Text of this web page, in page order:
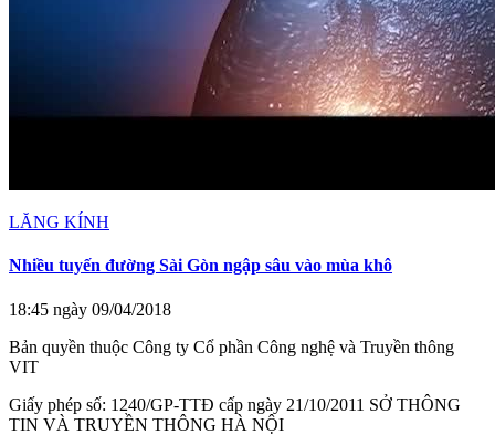
LĂNG KÍNH
Nhiều tuyến đường Sài Gòn ngập sâu vào mùa khô
18:45 ngày 09/04/2018
Bản quyền thuộc Công ty Cổ phần Công nghệ và Truyền thông
VIT
Giấy phép số: 1240/GP-TTĐ cấp ngày 21/10/2011 SỞ THÔNG
TIN VÀ TRUYỀN THÔNG HÀ NỘI